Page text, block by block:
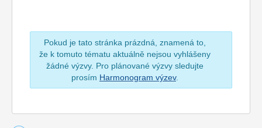
Pokud je tato stránka prázdná, znamená to,
že k tomuto tématu aktuálně nejsou vyhlášeny
žádné výzvy. Pro plánované výzvy sledujte
prosím Harmonogram výzev.